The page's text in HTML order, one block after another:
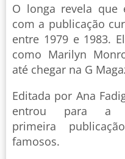
O longa revela que
com a publicação
entre 1979 e 1983.
como Marilyn
até chegar na G
Editada por Ana
entrou para
primeira
famosos.